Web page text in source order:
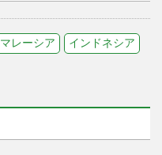
マレーシア インドネシア